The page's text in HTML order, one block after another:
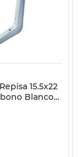
rápida
15.5x22
Blanco